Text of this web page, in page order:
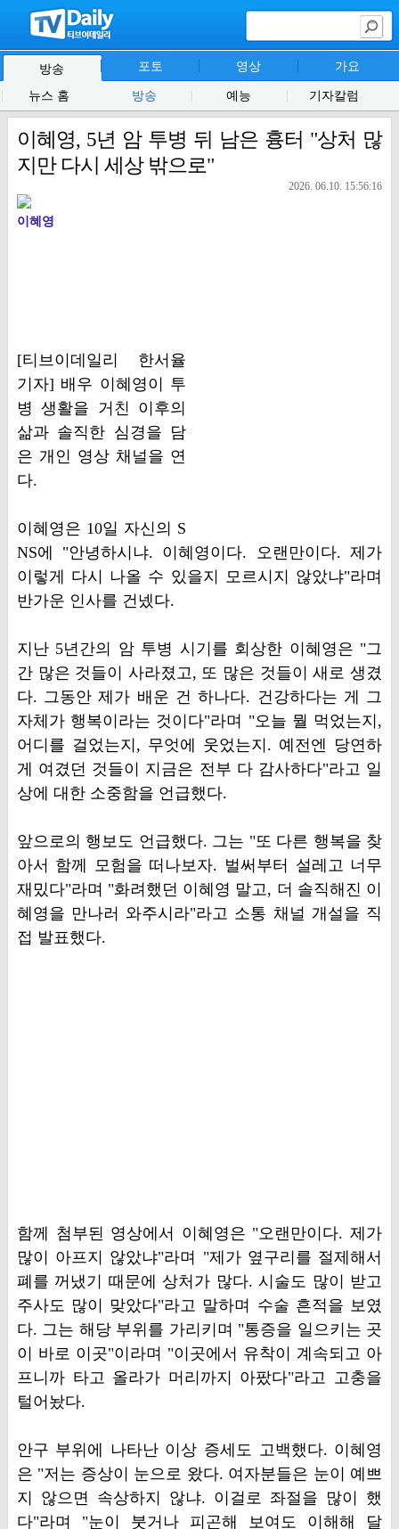
방송 포토 영상 가요
뉴스 홈 방송 예능 기자칼럼
이혜영, 5년 암 투병 뒤 남은 흉터 "상처 많
지만 다시 세상 밖으로"
2026. 06.10. 15:56:16
이혜영
[티브이데일리 한서율
기자] 배우 이혜영이 투
병 생활을 거친 이후의
삶과 솔직한 심경을 담
은 개인 영상 채널을 연
다.
이혜영은 10일 자신의 S
NS에 "안녕하시냐. 이혜영이다. 오랜만이다. 제가
이렇게 다시 나올 수 있을지 모르시지 않았냐"라며
반가운 인사를 건넸다.
지난 5년간의 암 투병 시기를 회상한 이혜영은 "그
간 많은 것들이 사라졌고, 또 많은 것들이 새로 생겼
다. 그동안 제가 배운 건 하나다. 건강하다는 게 그
자체가 행복이라는 것이다"라며 "오늘 뭘 먹었는지,
어디를 걸었는지, 무엇에 웃었는지. 예전엔 당연하
게 여겼던 것들이 지금은 전부 다 감사하다"라고 일
상에 대한 소중함을 언급했다.
앞으로의 행보도 언급했다. 그는 "또 다른 행복을 찾
아서 함께 모험을 떠나보자. 벌써부터 설레고 너무
재밌다"라며 "화려했던 이혜영 말고, 더 솔직해진 이
혜영을 만나러 와주시라"라고 소통 채널 개설을 직
접 발표했다.
함께 첨부된 영상에서 이혜영은 "오랜만이다. 제가
많이 아프지 않았냐"라며 "제가 옆구리를 절제해서
폐를 꺼냈기 때문에 상처가 많다. 시술도 많이 받고
주사도 많이 맞았다"라고 말하며 수술 흔적을 보였
다. 그는 해당 부위를 가리키며 "통증을 일으키는 곳
이 바로 이곳"이라며 "이곳에서 유착이 계속되고 아
프니까 타고 올라가 머리까지 아팠다"라고 고충을
털어놨다.
안구 부위에 나타난 이상 증세도 고백했다. 이혜영
은 "저는 증상이 눈으로 왔다. 여자분들은 눈이 예쁘
지 않으면 속상하지 않냐. 이걸로 좌절을 많이 했
다"라며 "눈이 붓거나 피곤해 보여도 이해해 달